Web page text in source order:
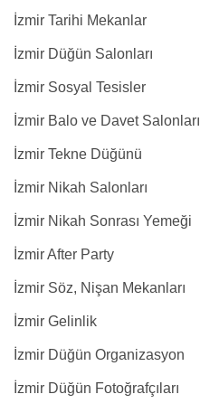
İzmir Tarihi Mekanlar
İzmir Düğün Salonları
İzmir Sosyal Tesisler
İzmir Balo ve Davet Salonları
İzmir Tekne Düğünü
İzmir Nikah Salonları
İzmir Nikah Sonrası Yemeği
İzmir After Party
İzmir Söz, Nişan Mekanları
İzmir Gelinlik
İzmir Düğün Organizasyon
İzmir Düğün Fotoğrafçıları